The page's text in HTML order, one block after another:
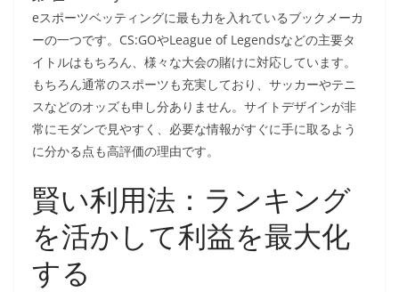
eスポーツベッティングに最も力を入れているブックメーカ
ーの一つです。CS:GOやLeague of Legendsなどの主要タ
イトルはもちろん、様々な大会の賭けに対応しています。
もちろん通常のスポーツも充実しており、サッカーやテニ
スなどのオッズも申し分ありません。サイトデザインが非
常にモダンで見やすく、必要な情報がすぐに手に取るよう
に分かる点も高評価の理由です。
賢い利用法：ランキング
を活かして利益を最大化
する